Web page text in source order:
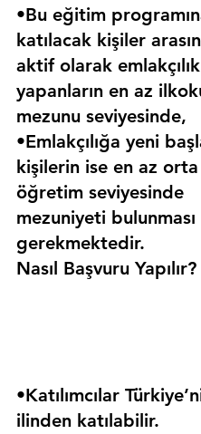
•Bu eğitim
katılacak kişiler
aktif olarak emlakçılık
yapanların en az
mezunu seviyesinde,
•Emlakçılığa yeni
kişilerin ise en az orta
öğretim seviyesinde
mezuniyeti bulunması
gerekmektedir.
Nasıl Başvuru Yapılır?
•Katılımcılar
ilinden katılabilir.